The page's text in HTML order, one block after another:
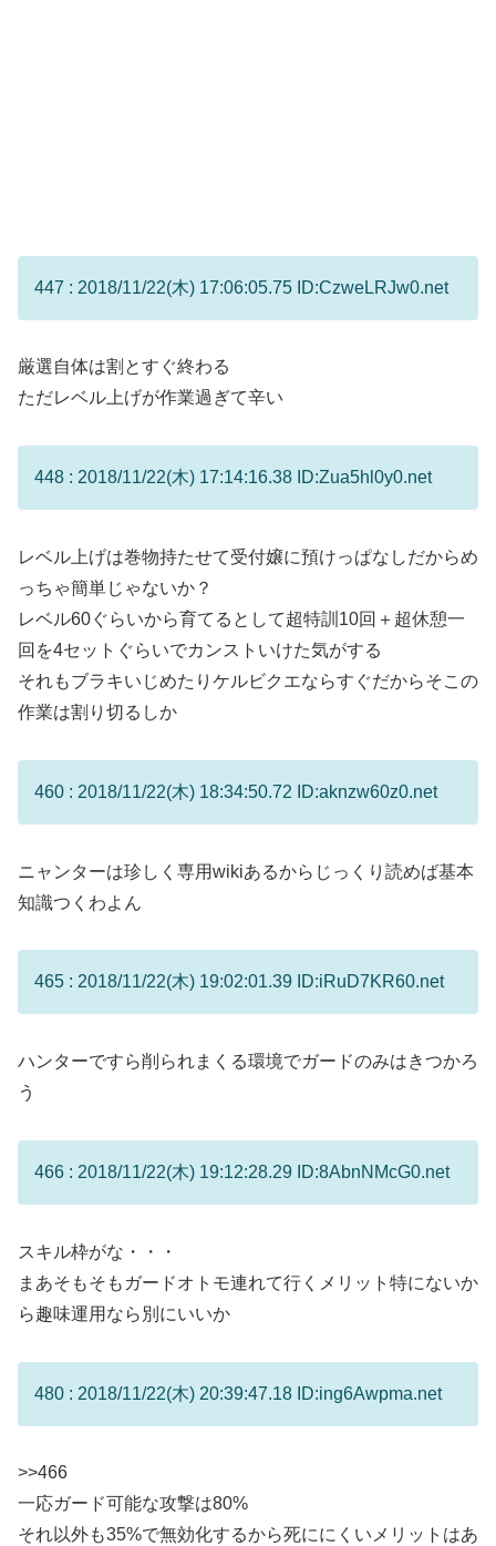
447 : 2018/11/22(木) 17:06:05.75 ID:CzweLRJw0.net
厳選自体は割とすぐ終わる
ただレベル上げが作業過ぎて辛い
448 : 2018/11/22(木) 17:14:16.38 ID:Zua5hl0y0.net
レベル上げは巻物持たせて受付嬢に預けっぱなしだからめ
っちゃ簡単じゃないか？
レベル60ぐらいから育てるとして超特訓10回＋超休憩一
回を4セットぐらいでカンストいけた気がする
それもブラキいじめたりケルビクエならすぐだからそこの
作業は割り切るしか
460 : 2018/11/22(木) 18:34:50.72 ID:aknzw60z0.net
ニャンターは珍しく専用wikiあるからじっくり読めば基本
知識つくわよん
465 : 2018/11/22(木) 19:02:01.39 ID:iRuD7KR60.net
ハンターですら削られまくる環境でガードのみはきつかろ
う
466 : 2018/11/22(木) 19:12:28.29 ID:8AbnNMcG0.net
スキル枠がな・・・
まあそもそもガードオトモ連れて行くメリット特にないか
ら趣味運用なら別にいいか
480 : 2018/11/22(木) 20:39:47.18 ID:ing6Awpma.net
>>466
一応ガード可能な攻撃は80%
それ以外も35%で無効化するから死ににくいメリットはあ